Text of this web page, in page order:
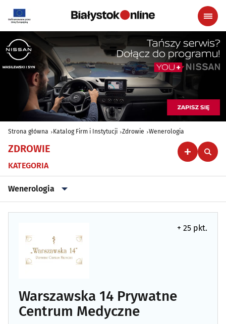
Strona główna Katalog Firm i Instytucji Zdrowie Wenerologia
ZDROWIE
KATEGORIA
Wenerologia
Alergologia(18)
Ambulatoria(8)
Angiologia
Apteki(92)
Audiologia(5)
+ 25 pkt.
Warszawska 14 Prywatne
Centrum Medyczne